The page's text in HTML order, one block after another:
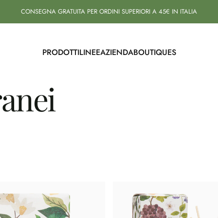
CONSEGNA GRATUITA PER ORDINI SUPERIORI A 45€ IN ITALIA
PRODOTTILINEEAZIENDABOUTIQUES